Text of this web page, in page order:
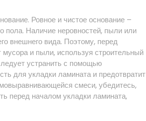
Ровное и чистое основание –
пола. Наличие неровностей, пыли или
внешнего вида. Поэтому, перед
и пыли, используя строительный
устранить с помощью
для укладки ламината и предотвратит
смеси, убедитесь,
перед началом укладки ламината,